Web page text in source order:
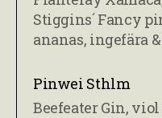
Stiggins´ Fancy
ananas, ingefära
Pinwei Sthlm
Beefeater Gin,